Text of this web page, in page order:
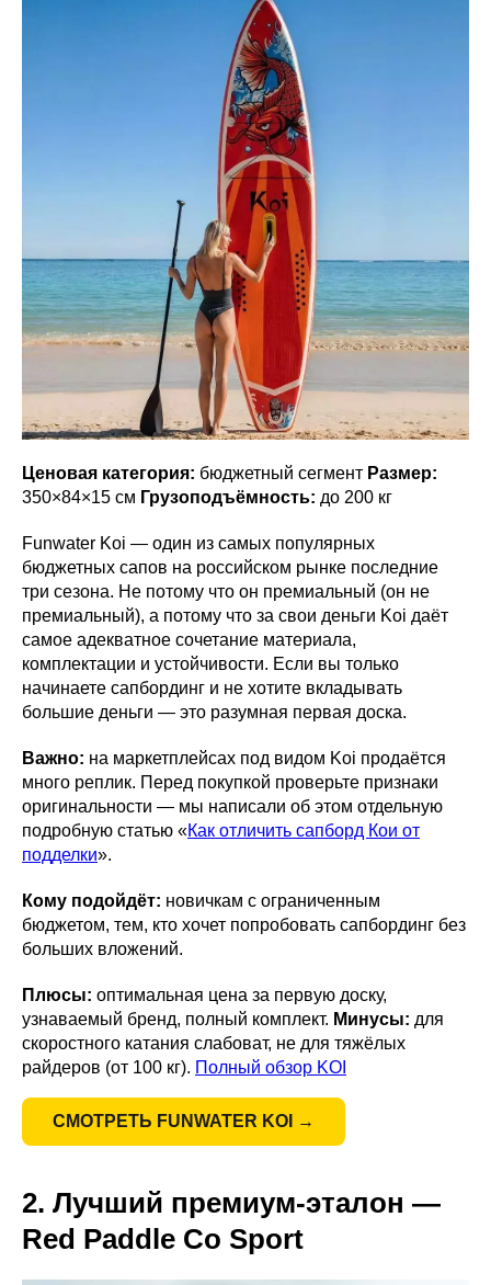
Ценовая категория: бюджетный сегмент Размер:
350×84×15 см Грузоподъёмность: до 200 кг
Funwater Koi — один из самых популярных
бюджетных сапов на российском рынке последние
три сезона. Не потому что он премиальный (он не
премиальный), а потому что за свои деньги Koi даёт
самое адекватное сочетание материала,
комплектации и устойчивости. Если вы только
начинаете сапбординг и не хотите вкладывать
большие деньги — это разумная первая доска.
Важно: на маркетплейсах под видом Koi продаётся
много реплик. Перед покупкой проверьте признаки
оригинальности — мы написали об этом отдельную
подробную статью «Как отличить сапборд Кои от
подделки».
Кому подойдёт: новичкам с ограниченным
бюджетом, тем, кто хочет попробовать сапбординг без
больших вложений.
Плюсы: оптимальная цена за первую доску,
узнаваемый бренд, полный комплект. Минусы: для
скоростного катания слабоват, не для тяжёлых
райдеров (от 100 кг). Полный обзор KOI
СМОТРЕТЬ FUNWATER KOI →
2. Лучший премиум-эталон —
Red Paddle Co Sport